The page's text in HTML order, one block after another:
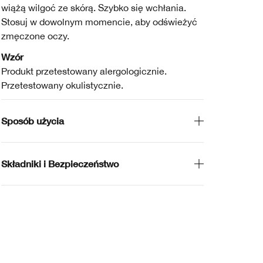
wiążą wilgoć ze skórą. Szybko się wchłania.
Stosuj w dowolnym momencie, aby odświeżyć
zmęczone oczy.
Wzór
Produkt przetestowany alergologicznie.
Przetestowany okulistycznie.
Sposób użycia
Składniki i Bezpieczeństwo